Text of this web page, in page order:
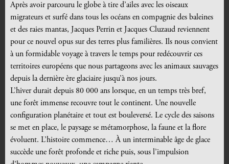
Après avoir parcouru le globe à tire d’ailes avec les oiseaux
migrateurs et surfé dans tous les océans en compagnie des baleines
et des raies mantas, Jacques Perrin et Jacques Cluzaud reviennent
pour ce nouvel opus sur des terres plus familières. Ils nous convient
à un formidable voyage à travers le temps pour redécouvrir ces
territoires européens que nous partageons avec les animaux sauvages
depuis la dernière ère glaciaire jusqu’à nos jours.
L’hiver durait depuis 80 000 ans lorsque, en un temps très bref,
une forêt immense recouvre tout le continent. Une nouvelle
configuration planétaire et tout est bouleversé. Le cycle des saisons
se met en place, le paysage se métamorphose, la faune et la flore
évoluent. L’histoire commence… À un interminable âge de glace
succède une forêt profonde et riche puis, sous l’impulsion